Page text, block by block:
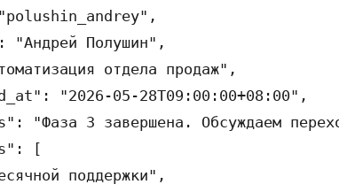
"Андрей Полушин",
отдела продаж",
"2026-05-28T09:00:00+08:00",
"Фаза 3 завершена. Обсуждаем
[
поддержки",